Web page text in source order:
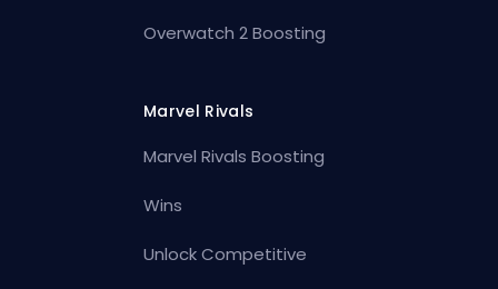
Overwatch 2 Boosting
Marvel Rivals
Marvel Rivals Boosting
Wins
Unlock Competitive